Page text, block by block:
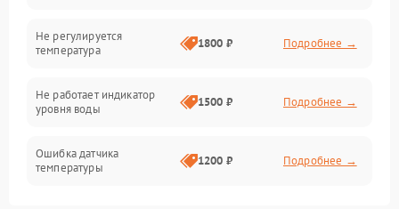
Не регулируется
температура
1800 ₽ Подробнее →
Не работает индикатор
уровня воды
1500 ₽ Подробнее →
Ошибка датчика
температуры
1200 ₽ Подробнее →